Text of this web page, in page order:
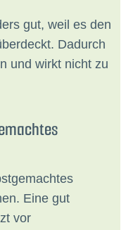
gut, weil es den
Dadurch
und wirkt nicht zu
Eine gut
vor